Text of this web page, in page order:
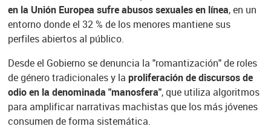
en la Unión Europea sufre abusos sexuales en línea, en un
entorno donde el 32 % de los menores mantiene sus
perfiles abiertos al público.
Desde el Gobierno se denuncia la "romantización" de roles
de género tradicionales y la proliferación de discursos de
odio en la denominada "manosfera", que utiliza algoritmos
para amplificar narrativas machistas que los más jóvenes
consumen de forma sistemática.